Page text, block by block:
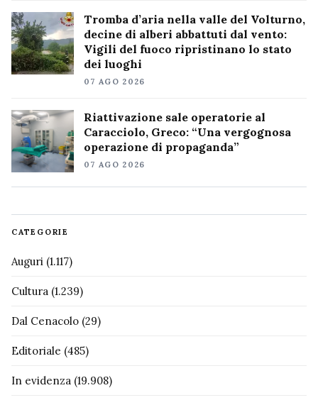
Tromba d’aria nella valle del Volturno,
decine di alberi abbattuti dal vento:
Vigili del fuoco ripristinano lo stato
dei luoghi
07 AGO 2026
Riattivazione sale operatorie al
Caracciolo, Greco: “Una vergognosa
operazione di propaganda”
07 AGO 2026
CATEGORIE
Auguri (1.117)
Cultura (1.239)
Dal Cenacolo (29)
Editoriale (485)
In evidenza (19.908)